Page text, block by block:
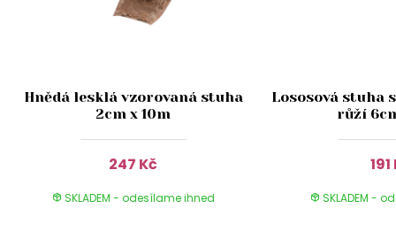
Hnědá lesklá vzorovaná stuha
2cm x 10m
247 Kč
SKLADEM - odesílame ihned
Lososová stuha
růží
SKLADEM -